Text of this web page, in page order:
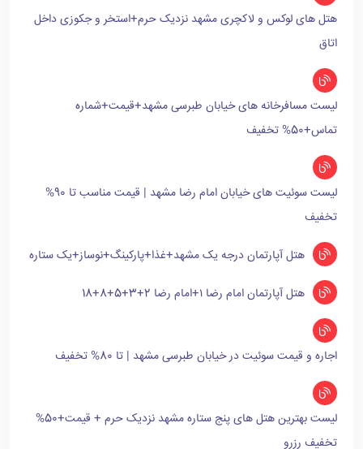
هتل های لوکس و لاکچری مشهد نزدیک حرم+استخر و جکوزی داخل
اتاق
لیست مسافرخانه های خیابان طبرسی مشهد+قیمت+شماره
تماس+50% تخفیف
لیست سوئیت های خیابان امام رضا مشهد | قیمت مناسب تا 90%
تخفیف
هتل آپارتمان درجه یک مشهد+غذا+پارکینگ+نوساز+یک ستاره
هتل آپارتمان امام رضا ۱+امام رضا 2+3+5+8+18
اجاره و قیمت سوئیت در خیابان طبرسی مشهد | تا 80% تخفیف
لیست بهترین هتل های پنج ستاره مشهد نزدیک حرم + قیمت+50%
تخفیف رزرو